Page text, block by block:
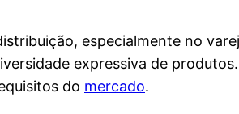
especialmente no
expressiva de
do mercado.